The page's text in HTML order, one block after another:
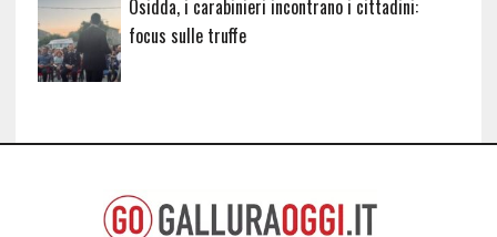
Osidda, i carabinieri incontrano i cittadini:
focus sulle truffe